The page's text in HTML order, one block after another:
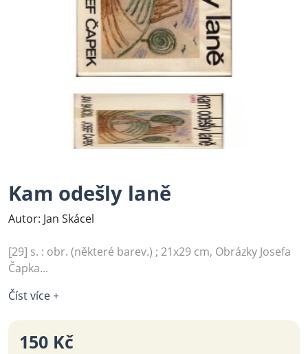
Kam odešly laně
Autor: Jan Skácel
[29] s. : obr. (některé barev.) ; 21x29 cm, Obrázky Josefa
Čapka...
Číst více +
150 Kč